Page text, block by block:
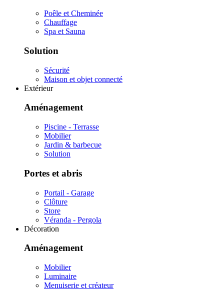
Poêle et Cheminée
Chauffage
Spa et Sauna
Solution
Sécurité
Maison et objet connecté
Extérieur
Aménagement
Piscine - Terrasse
Mobilier
Jardin & barbecue
Solution
Portes et abris
Portail - Garage
Clôture
Store
Véranda - Pergola
Décoration
Aménagement
Mobilier
Luminaire
Menuiserie et créateur